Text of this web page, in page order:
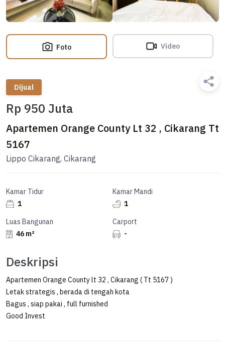
Foto Video
Dijual
Rp 950 Juta
Apartemen Orange County Lt 32 , Cikarang Tt
5167
Lippo Cikarang, Cikarang
Kamar Tidur
1
Kamar Mandi
1
Luas Bangunan
46 m²
Carport
-
Deskripsi
Apartemen Orange County lt 32 , Cikarang ( Tt 5167 )
Letak strategis , berada di tengah kota
Bagus , siap pakai , full furnished
Good Invest